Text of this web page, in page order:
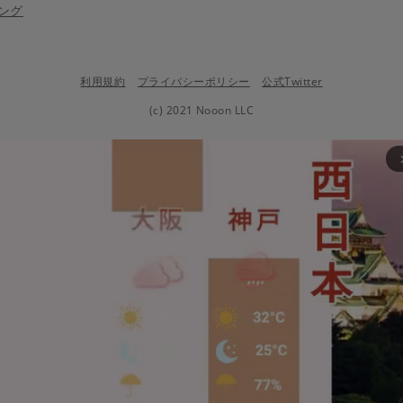
グ
利用規約 プライバシーポリシー
公式Twitter
(c) 2021 Nooon LLC